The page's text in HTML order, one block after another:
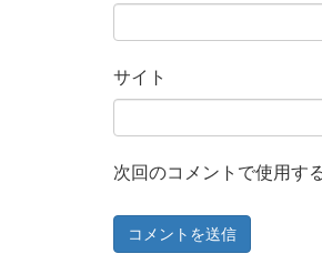
サイト
次回のコメントで使用す